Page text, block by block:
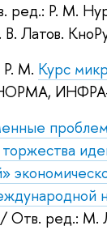
ред.: Р. М.
Латов.
М. Курс
/ Отв. ред.: М.